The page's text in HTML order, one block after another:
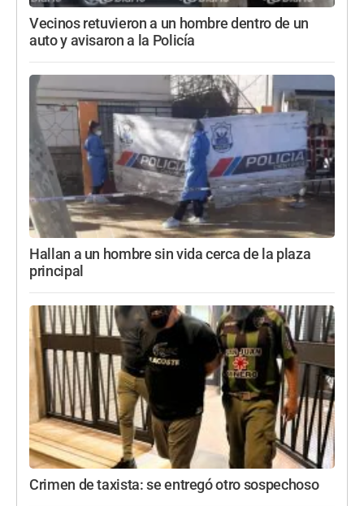
Vecinos retuvieron a un hombre dentro de un
auto y avisaron a la Policía
Hallan a un hombre sin vida cerca de la plaza
principal
Crimen de taxista: se entregó otro sospechoso